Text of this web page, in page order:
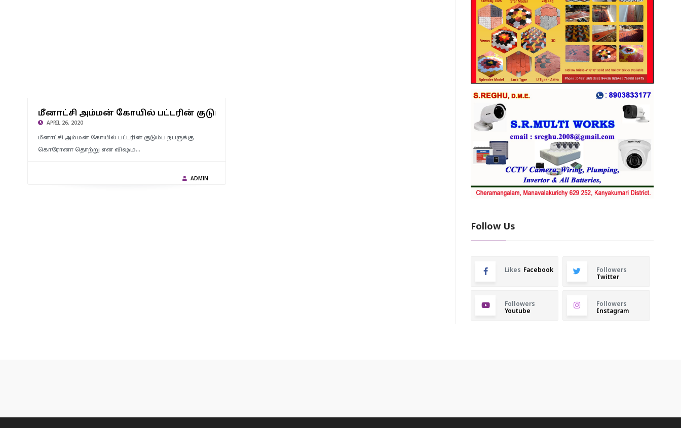
தொற்று – விஷம பிரசாரம் செய்வர்கள் செயல் கண்டிக்கதக்கது :
வி.எம்.எஸ்.முஸ்தபா குற்றச்சாட்டு
மீனாட்சி அம்மன் கோயில் பட்டரின் குடும்ப நப
APRIL 26, 2020
மீனாட்சி அம்மன் கோயில் பட்டரின் குடும்ப நபருக்கு
கொரோனா தொற்று என விஷம…
ADMIN
Follow Us
Likes Facebook
Followers
Twitter
Followers
Youtube
Followers
Instagram